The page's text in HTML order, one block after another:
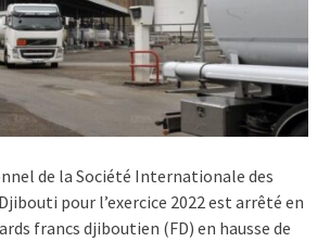
de la Société Internationale des
pour l’exercice 2022 est arrêté en
francs djiboutien (FD) en hausse de